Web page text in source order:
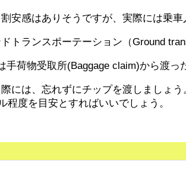
安感はありそうですが、実際には乗
トランスポーテーション（Ground
手荷物受取所(Baggage claim)から渡
には、忘れずにチップを渡しましょう
程度を目安とすればいいでしょう。